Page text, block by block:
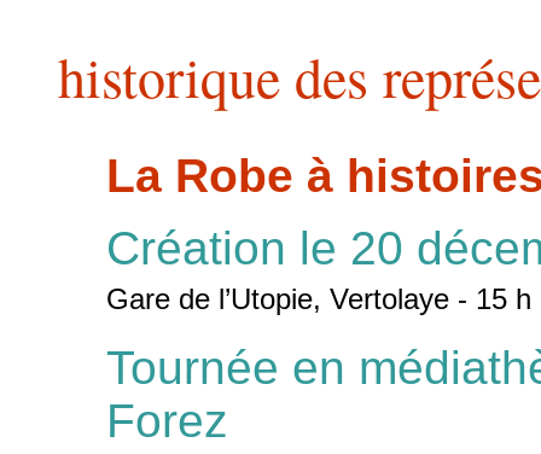
historique des
La Robe à
Création le 20
Gare de l’Utopie, Vertolaye - 15 h
Tournée en
Forez